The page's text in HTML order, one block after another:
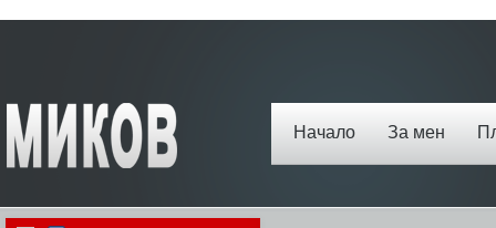
Начало За мен